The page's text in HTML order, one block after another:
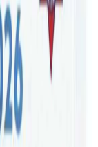
गते काठमाडौंमा